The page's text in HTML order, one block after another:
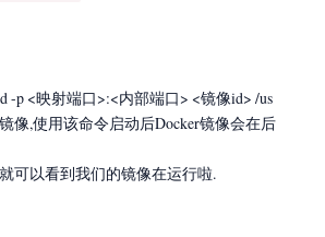
-p <映射端口>:<内部端口> <镜像id> /us
像,使用该命令启动后Docker镜像会在后
可以看到我们的镜像在运行啦.